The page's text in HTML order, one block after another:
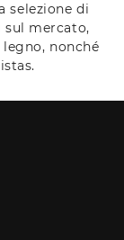
selezione di
mercato,
nonché